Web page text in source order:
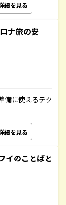
細を見る
ナ旅の安
備に使えるテク
細を見る
イのことばと